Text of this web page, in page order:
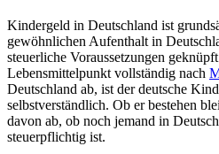
Kindergeld in Deutschland ist
gewöhnlichen Aufenthalt in
steuerliche Voraussetzungen
Lebensmittelpunkt vollständig nach
Deutschland ab, ist der deutsche
selbstverständlich. Ob er bestehen
davon ab, ob noch jemand in
steuerpflichtig ist.